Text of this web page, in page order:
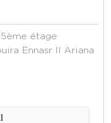
étage
Ennasr II Ariana